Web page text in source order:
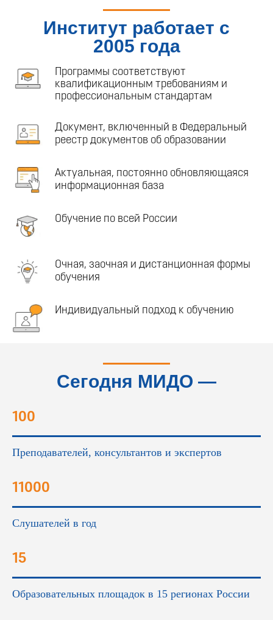
Институт работает с
2005 года
Программы соответствуют
квалификационным требованиям и
профессиональным стандартам
Документ, включенный в Федеральный
реестр документов об образовании
Актуальная, постоянно обновляющаяся
информационная база
Обучение по всей России
Очная, заочная и дистанционная формы
обучения
Индивидуальный подход к обучению
Сегодня МИДО —
100
Преподавателей, консультантов и экспертов
11000
Слушателей в год
15
Образовательных площадок в 15 регионах России